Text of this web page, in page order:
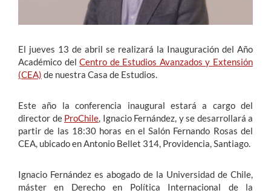
El jueves 13 de abril se realizará la Inauguración del Año
Académico delCentro de Estudios Avanzados y Extensión
(CEA) de nuestra Casa de Estudios.
Este año la conferencia inaugural estará a cargo del
director de ProChile , Ignacio Fernández, y se desarrollará a
partir de las 18:30 horas en el Salón Fernando Rosas del
CEA, ubicado en Antonio Bellet 314, Providencia, Santiago.
Ignacio Fernández es abogado de la Universidad de Chile,
máster en Derecho en Política Internacional de la